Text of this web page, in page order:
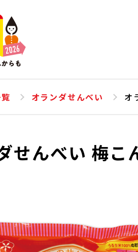
オランダせんべい オ
せんべい 梅